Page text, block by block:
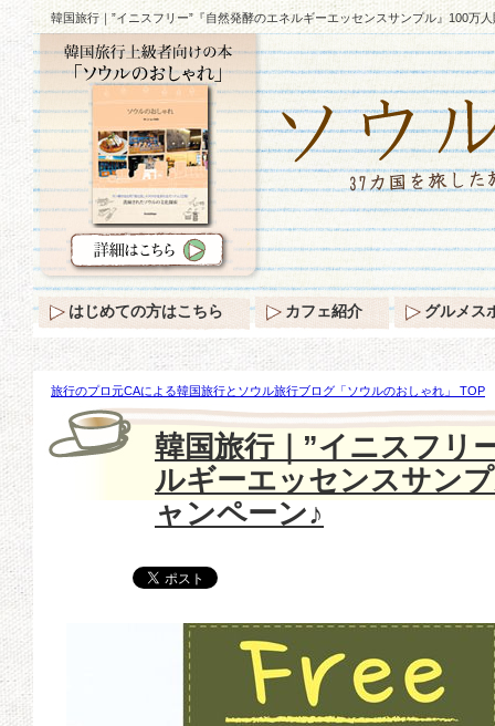
韓国旅行｜”イニスフリー”『自然発酵のエネルギーエッセンスサンプル』100万
旅行のプロ元CAによる韓国旅行とソウル旅行ブログ「ソウルのおしゃれ」 TOP
然発酵のエネルギーエッセンスサンプル』100万人贈呈キャンペーン♪
韓国旅行｜”イニスフリ
ルギーエッセンスサン
ャンペーン♪
はじめての方はこちら カフェ紹介 グルメス